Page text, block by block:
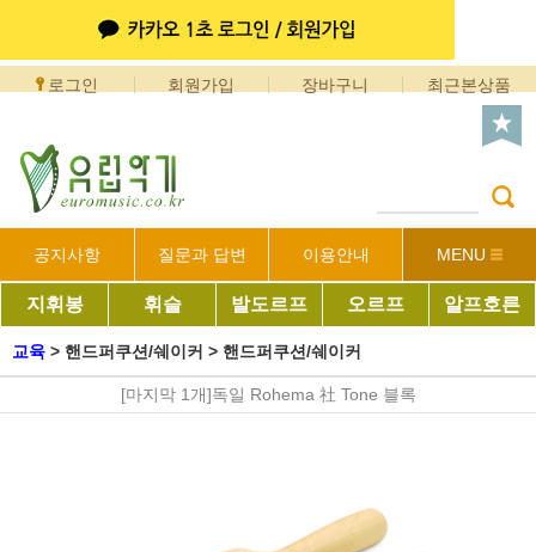
로그인 회원가입 장바구니 최근본상품
공지사항 질문과 답변 이용안내 MENU
지휘봉 휘슬 발도르프 오르프 알프호른
교육 > 핸드퍼쿠션/쉐이커 > 핸드퍼쿠션/쉐이커
[마지막 1개]독일 Rohema 社 Tone 블록